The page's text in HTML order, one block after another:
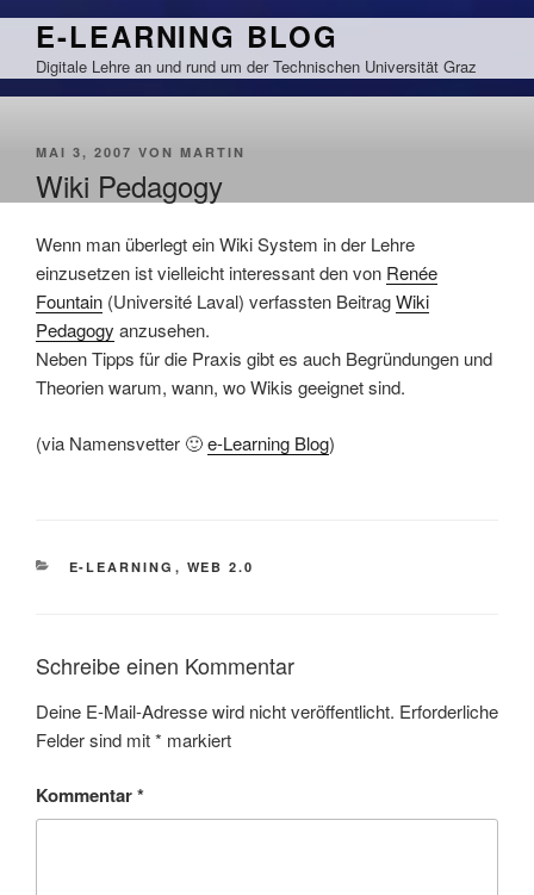
Zum
springen
E-LEARNING BLOG
Digitale Lehre an und rund um der Technischen Universität Graz
VERÖFFENTLICHT
MAI 3, 2007 VON MARTIN
Wiki Pedagogy
Wenn man überlegt ein Wiki System in der Lehre
einzusetzen ist vielleicht interessant den von Renée
Fountain (Université Laval) verfassten BeitragWiki
Pedagogy anzusehen.
Neben Tipps für die Praxis gibt es auch Begründungen und
Theorien warum, wann, wo Wikis geeignet sind.
(via Namensvetter 🙂e-Learning Blog)
KATEGORIEN
E-LEARNING , WEB 2.0
Schreibe einen Kommentar
Deine E-Mail-Adresse wird nicht veröffentlicht. Erforderliche
Felder sind mit* markiert
Kommentar*